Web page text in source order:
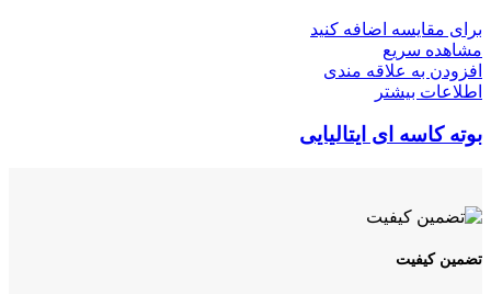
برای مقایسه اضافه کنید
مشاهده سریع
افزودن به علاقه مندی
اطلاعات بیشتر
بوته کاسه ای ایتالیایی
تضمین کیفیت